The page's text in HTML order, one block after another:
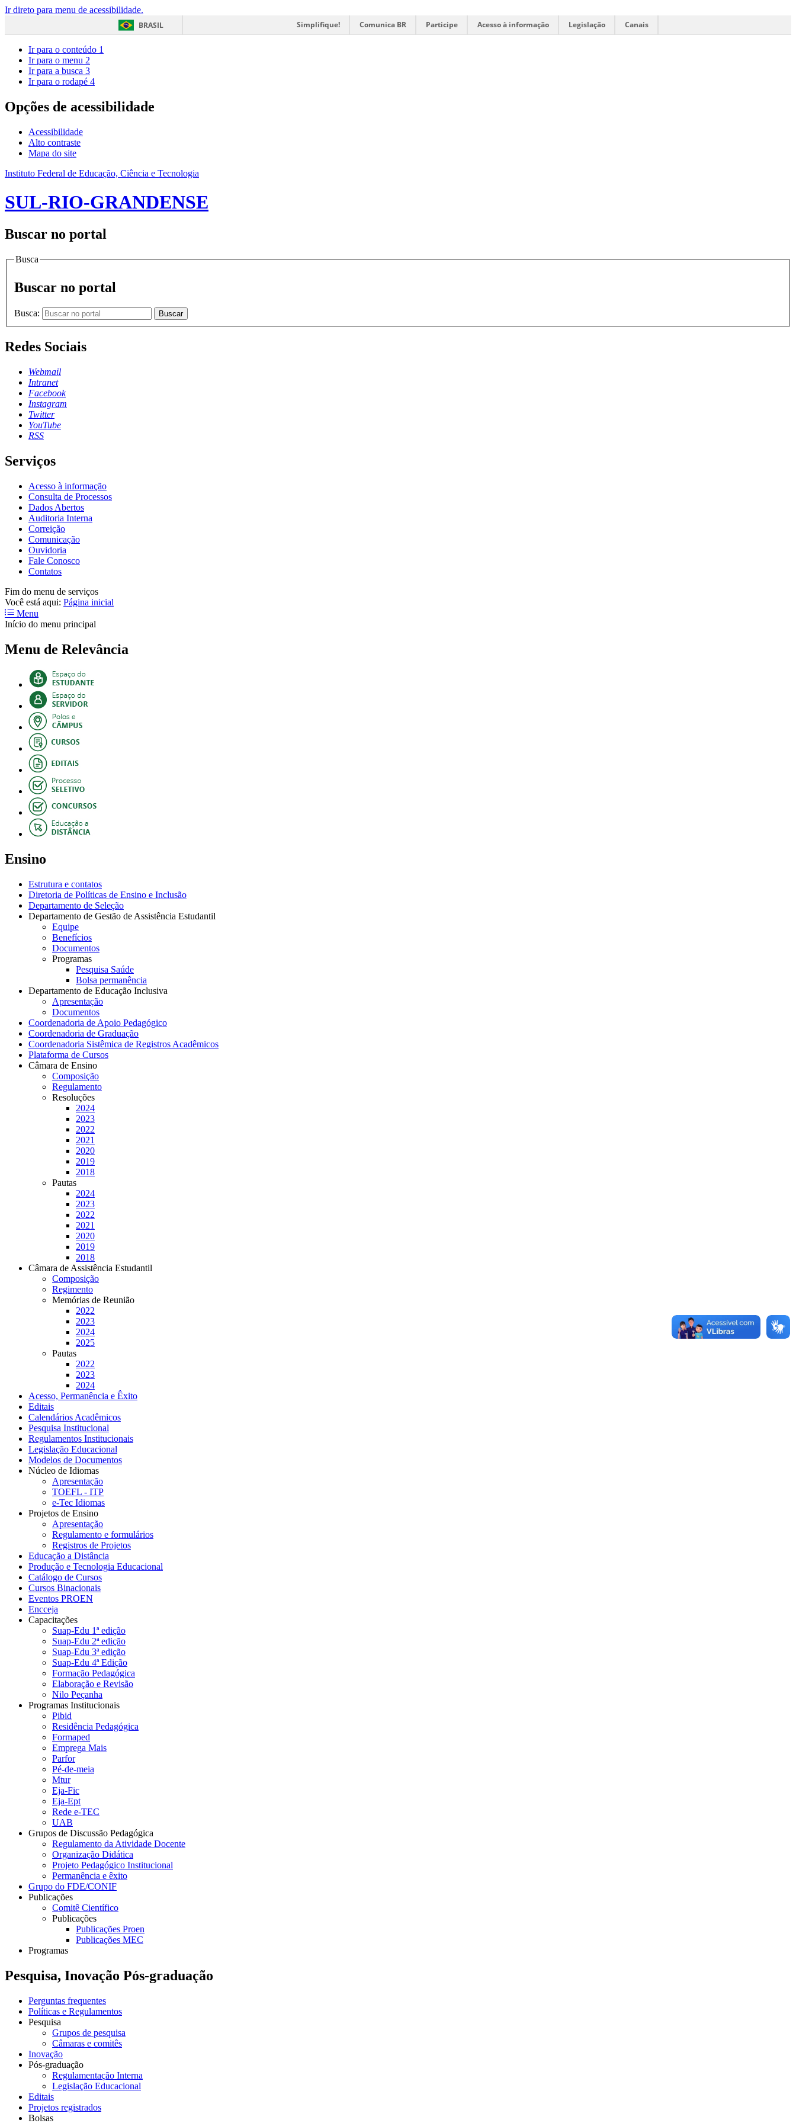
Ir direto para menu de acessibilidade.
BRASIL
Simplifique! Comunica BR Participe Acesso à informação Legislação Canais
Ir para o conteúdo 1
Ir para o menu 2
Ir para a busca 3
Ir para o rodapé 4
Opções de acessibilidade
Acessibilidade
Alto contraste
Mapa do site
Instituto Federal de Educação, Ciência e Tecnologia
SUL-RIO-GRANDENSE
Buscar no portal
Busca
Buscar no portal
Busca: Buscar
Redes Sociais
Webmail
Intranet
Facebook
Instagram
Twitter
YouTube
RSS
Serviços
Acesso à informação
Consulta de Processos
Dados Abertos
Auditoria Interna
Correição
Comunicação
Ouvidoria
Fale Conosco
Contatos
Fim do menu de serviços
Você está aqui: Página inicial
Menu
Início do menu principal
Menu de Relevância
Ensino
Estrutura e contatos
Diretoria de Políticas de Ensino e Inclusão
Departamento de Seleção
Departamento de Gestão de Assistência Estudantil
Equipe
Benefícios
Documentos
Programas
Pesquisa Saúde
Bolsa permanência
Departamento de Educação Inclusiva
Apresentação
Documentos
Coordenadoria de Apoio Pedagógico
Coordenadoria de Graduação
Coordenadoria Sistêmica de Registros Acadêmicos
Plataforma de Cursos
Câmara de Ensino
Composição
Regulamento
Resoluções
2024
2023
2022
2021
2020
2019
2018
Pautas
2024
2023
2022
2021
2020
2019
2018
Câmara de Assistência Estudantil
Composição
Regimento
Memórias de Reunião
2022
2023
2024
2025
Pautas
2022
2023
2024
Acesso, Permanência e Êxito
Editais
Calendários Acadêmicos
Pesquisa Institucional
Regulamentos Institucionais
Legislação Educacional
Modelos de Documentos
Núcleo de Idiomas
Apresentação
TOEFL - ITP
e-Tec Idiomas
Projetos de Ensino
Apresentação
Regulamento e formulários
Registros de Projetos
Educação a Distância
Produção e Tecnologia Educacional
Catálogo de Cursos
Cursos Binacionais
Eventos PROEN
Encceja
Capacitações
Suap-Edu 1ª edição
Suap-Edu 2ª edição
Suap-Edu 3ª edição
Suap-Edu 4ª Edição
Formação Pedagógica
Elaboração e Revisão
Nilo Peçanha
Programas Institucionais
Pibid
Residência Pedagógica
Formaped
Emprega Mais
Parfor
Pé-de-meia
Mtur
Eja-Fic
Eja-Ept
Rede e-TEC
UAB
Grupos de Discussão Pedagógica
Regulamento da Atividade Docente
Organização Didática
Projeto Pedagógico Institucional
Permanência e êxito
Grupo do FDE/CONIF
Publicações
Comitê Científico
Publicações
Publicações Proen
Publicações MEC
Programas
Pesquisa, Inovação Pós-graduação
Perguntas frequentes
Políticas e Regulamentos
Pesquisa
Grupos de pesquisa
Câmaras e comitês
Inovação
Pós-graduação
Regulamentação Interna
Legislação Educacional
Editais
Projetos registrados
Bolsas